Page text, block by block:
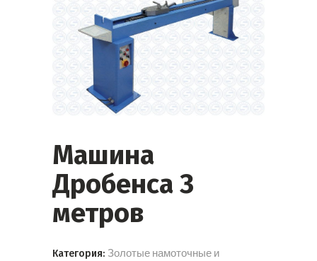
Машина
Дробенса 3
метров
Категория: Золотые намоточные и